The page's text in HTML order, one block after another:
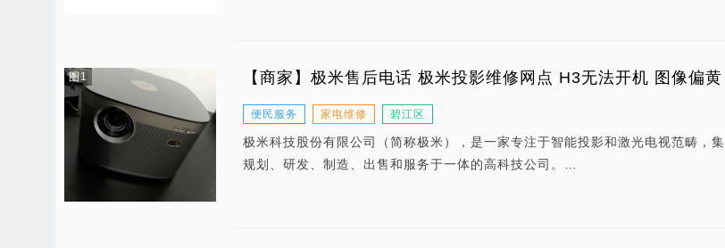
图1 【商家】极米售后电话 极米投影维修网点 H3无法开机 图像偏黄
便民服务 家电维修 碧江区
极米科技股份有限公司（简称极米），是一家专注于智能投影和激光电视范畴，集
规划、研发、制造、出售和服务于一体的高科技公司。…